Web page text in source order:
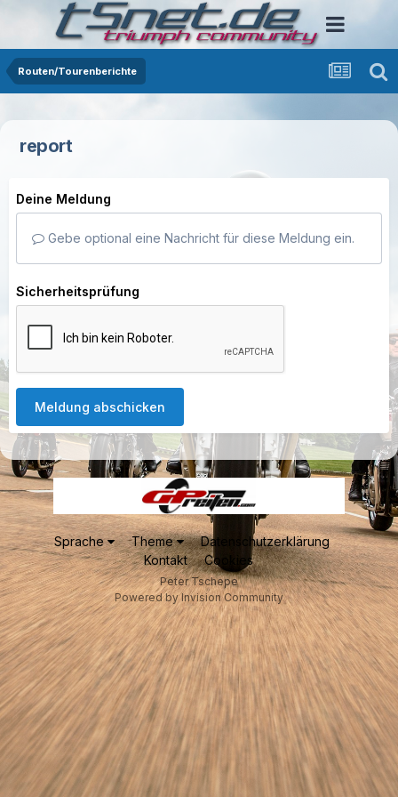
Routen/Tourenberichte
report
Deine Meldung
Gebe optional eine Nachricht für diese Meldung ein.
Sicherheitsprüfung
Meldung abschicken
Sprache Theme
Datenschutzerklärung
Kontakt
Cookies
Peter Tschepe
Powered by Invision Community